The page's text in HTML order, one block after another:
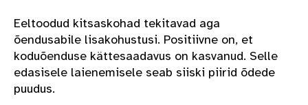
Eeltoodud kitsaskohad tekitavad aga
õendusabile lisakohustusi. Positiivne on, et
koduõenduse kättesaadavus on kasvanud. Selle
edasisele laienemisele seab siiski piirid õdede
puudus.